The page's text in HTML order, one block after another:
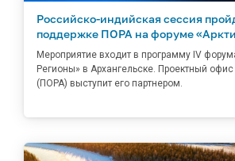
Российско-индийская сессия
поддержке ПОРА на форуме
Мероприятие входит в программу IV
Регионы» в Архангельске. Проектный офис
(ПОРА) выступит его партнером.